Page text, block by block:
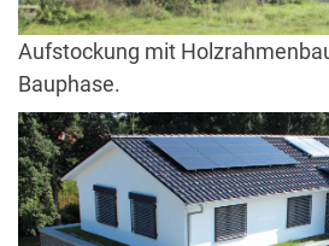
Aufstockung mit
Bauphase.